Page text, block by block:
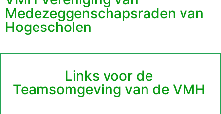
Medezeggenschapsraden van
Hogescholen
Links voor de
Teamsomgeving van de VMH